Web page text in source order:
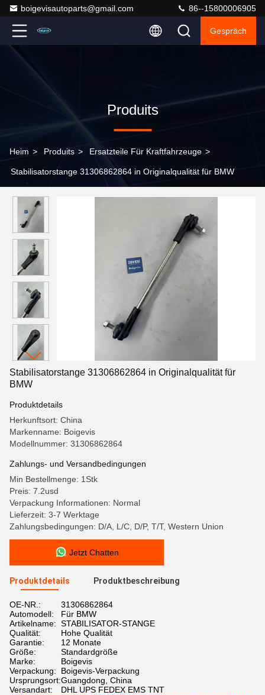
boigevisautoparts@gmail.com 86--15800006905
Gespräch
Produits
Heim > Produits > Ersatzteile Für Kraftfahrzeuge >
Stabilisatorstange 31306862864 in Originalqualität für BMW
Stabilisatorstange 31306862864 in Originalqualität für
BMW
Produktdetails
Herkunftsort: China
Markenname: Boigevis
Modellnummer: 31306862864
Zahlungs- und Versandbedingungen
Min Bestellmenge: 1Stk
Preis: 7.2usd
Verpackung Informationen: Normal
Lieferzeit: 3-7 Werktage
Zahlungsbedingungen: D/A, L/C, D/P, T/T, Western Union
Jetzt Chatten
Produktdetails Produktbeschreibung
OE-NR.:
31306862864
Automodell:
Für BMW
Artikelname: STABILISATOR-STANGE
Qualität:
Hohe Qualität
Garantie:
12 Monate
Größe:
Standardgröße
Marke:
Boigevis
Verpackung:
Boigevis-Verpackung
Ursprungsort:Guangdong, China
Versandart:
DHL UPS FEDEX EMS TNT